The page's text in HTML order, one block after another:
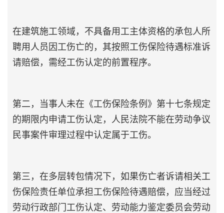
在建筑施工领域，不具备用工主体资格的承包人所
聘用人员因工伤亡的，其按照工伤保险待遇标准诉
请赔偿，需经工伤认定的前置程序。
第二，当事人未在《工伤保险条例》第十七条规定
的期限内申请工伤认定，人民法院不能在劳动争议
民事案件审理过程中认定属于工伤。
第三，在多层转包情况下，如果伤亡者诉请相关工
伤保险责任单位承担工伤保险待遇赔偿，应当经过
劳动行政部门工伤认定、劳动能力鉴定委员会劳动